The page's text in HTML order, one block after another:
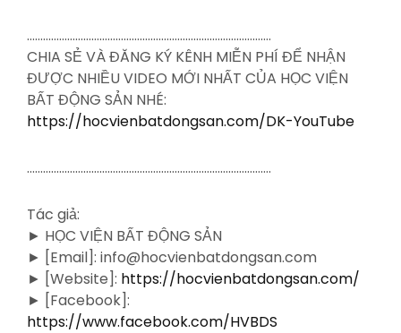
……………………………………………………………………………….
CHIA SẺ VÀ ĐĂNG KÝ KÊNH MIỄN PHÍ ĐỂ NHẬN
ĐƯỢC NHIỀU VIDEO MỚI NHẤT CỦA HỌC VIỆN
BẤT ĐỘNG SẢN NHÉ:
https://hocvienbatdongsan.com/DK-YouTube
……………………………………………………………………………….
Tác giả:
► HỌC VIỆN BẤT ĐỘNG SẢN
► [Email]: info@hocvienbatdongsan.com
► [Website]: https://hocvienbatdongsan.com/
► [Facebook]:
https://www.facebook.com/HVBDS